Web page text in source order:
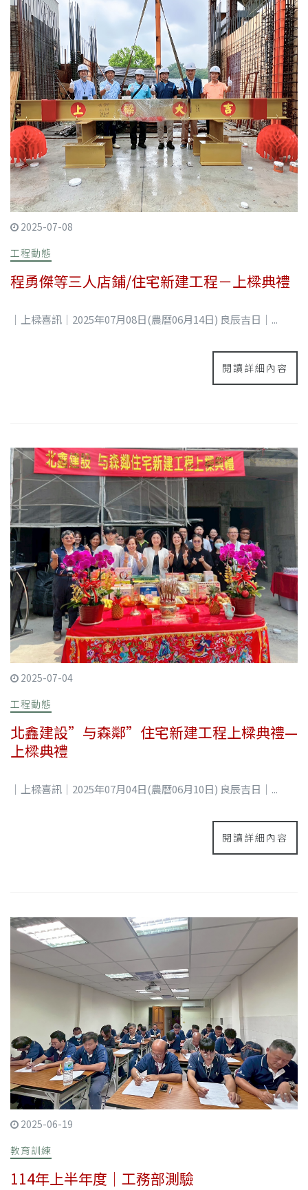
2025-07-08
工程動態
程勇傑等三人店鋪/住宅新建工程－上樑典禮
｜上樑喜訊｜2025年07月08日(農曆06月14日) 良辰吉日｜...
閱讀詳細內容
2025-07-04
工程動態
北鑫建設”与森鄰”住宅新建工程上樑典禮—
上樑典禮
｜上樑喜訊｜2025年07月04日(農曆06月10日) 良辰吉日｜...
閱讀詳細內容
2025-06-19
教育訓練
114年上半年度｜工務部測驗